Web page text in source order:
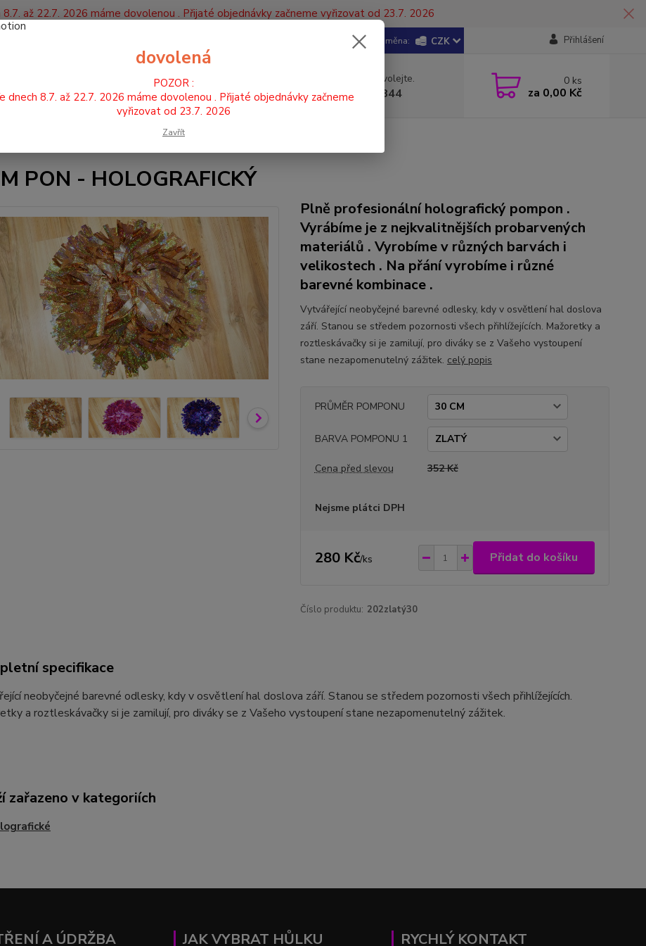
8.7. až 22.7. 2026 máme dovolenou . Přijaté objednávky začneme vyřizovat od 23.7. 2026
CZK Přihlášení
Hledat Nevíte si rady? Zavolejte.
+420 602 446 844
0 ks
za 0,00 Kč
PON - HOLOGRAFICKÝ
Plně profesionální holografický pompon .
Vyrábíme je z nejkvalitnějších probarvených
materiálů . Vyrobíme v různých barvách i
velikostech . Na přání vyrobíme i různé
barevné kombinace .
Vytvářející neobyčejné barevné odlesky, kdy v osvětlení hal doslova
září. Stanou se středem pozornosti všech přihlížejících. Mažoretky a
roztleskávačky si je zamilují, pro diváky se z Vašeho vystoupení
stane nezapomenutelný zážitek. celý popis
PRŮMĚR POMPONU
BARVA POMPONU 1
Cena před slevou 352 Kč
Nejsme plátci DPH
280 Kč/ks Přidat do košíku
Číslo produktu: 202zlatý30
specifikace
neobyčejné barevné odlesky, kdy v osvětlení hal doslova září. Stanou se středem pozornosti všech přihlížejících.
a roztleskávačky si je zamilují, pro diváky se z Vašeho vystoupení stane nezapomenutelný zážitek.
zařazeno v kategoriích
A ÚDRŽBA JAK VYBRAT HŮLKU RYCHLÝ KONTAKT
dovolená
POZOR :
dnech 8.7. až 22.7. 2026 máme dovolenou . Přijaté objednávky začneme
vyřizovat od 23.7. 2026
Zavřít